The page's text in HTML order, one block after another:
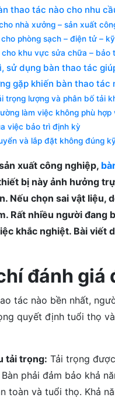
thao tác nào cho nhu
nhà xưởng – sản xuất
cho phòng sạch – điện tử –
cho khu vực sửa chữa – bảo
sử dụng bàn thao tác
gặp khiến bàn thao tác
trọng lượng và phân bố tải
làm việc không phù hợp
việc bảo trì định kỳ
và lắp đặt không đúng
xuất công nghiệp,
bị này ảnh hưởng
Nếu chọn sai vật liệu,
Rất nhiều người đang
khắc nghiệt. Bài viết
đánh giá
tác nào bền nhất,
quyết định tuổi thọ
tải trọng: Tải trọng
phải đảm bảo khả
toàn và tuổi thọ. Khả